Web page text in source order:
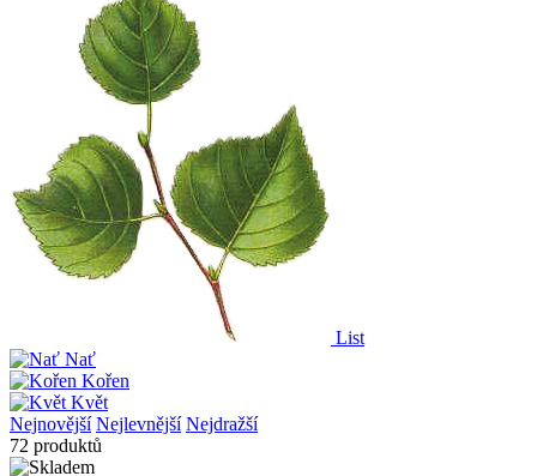
List
Nať
Kořen
Květ
Nejnovější Nejlevnější Nejdražší
72 produktů